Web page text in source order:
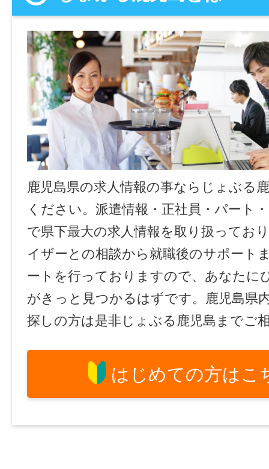
鹿児島県の求人情報の事ならじょぶる
ください。派遣情報・正社員・パート
で県下最大の求人情報を取り扱ってお
イザーとの相談から就職後のサポート
ートを行っておりますので、あなたに
がきっと見つかるはずです。鹿児島県
探しの方は是非じょぶる鹿児島までご
はじめての方はこ